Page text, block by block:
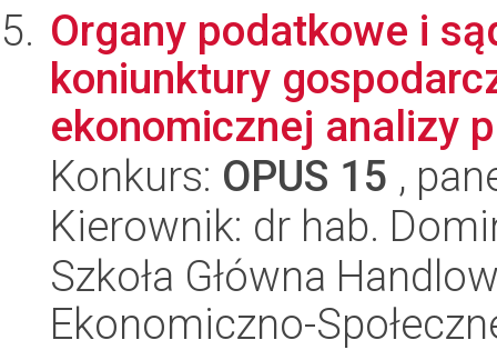
Organy podatkowe i
koniunktury
ekonomicznej analizy
Konkurs: OPUS 15 ,
Kierownik: dr hab.
Szkoła Główna
Ekonomiczno-